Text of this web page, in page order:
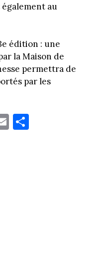
au
édition : une
la Maison de
permettra de
par les
E
m
Pa
rt